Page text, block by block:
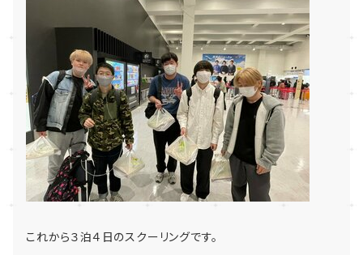
これから３泊４日のスクーリングです。